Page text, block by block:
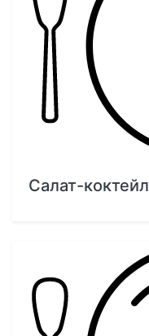
Салат-